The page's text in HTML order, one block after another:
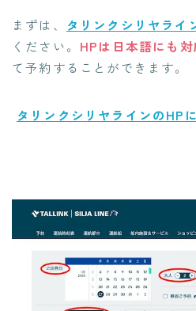
まずは、 タリンクシリヤライ
ください。 HPは日本語にも
て予約することができます。
タリンクシリヤラインのHP